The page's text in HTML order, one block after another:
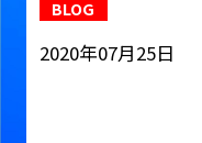
BLOG
2020年07月25日